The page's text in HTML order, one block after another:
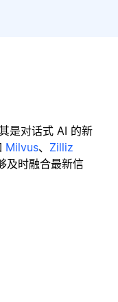
是对话式 AI 的新
Milvus、 Zilliz
及时融合最新信